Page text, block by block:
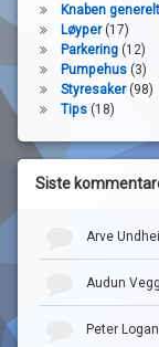
Knaben generelt
Løyper(17)
Parkering(12)
Pumpehus(3)
Styresaker(98)
Tips(18)
Siste
Arve
Audun
Peter Logan